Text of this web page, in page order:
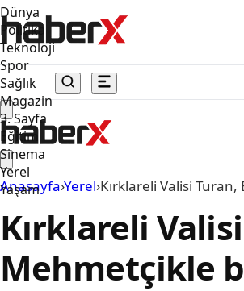
Dünya
Politika
Teknoloji
Spor
Sağlık
Magazin
3. Sayfa
Eğitim
Sinema
Yerel
Yaşam
Anasayfa›Yerel›Kırklareli Valisi
Kırklareli
Mehmetçikle